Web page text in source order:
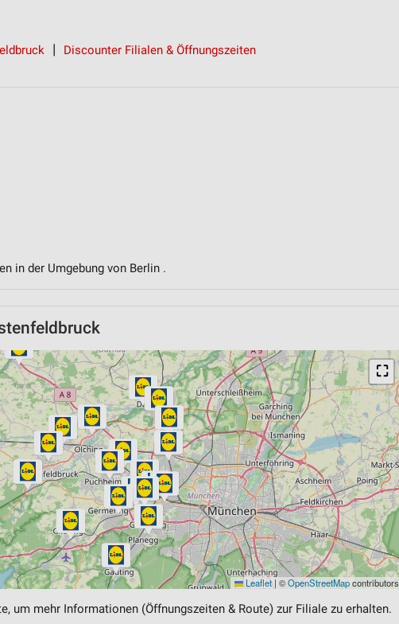
Discounter Filialen & Öffnungszeiten
in der Umgebung von Berlin .
⛶
Leaflet | ©OpenStreetMapcontributors
um mehr Informationen (Öffnungszeiten & Route) zur Filiale zu erhalten.